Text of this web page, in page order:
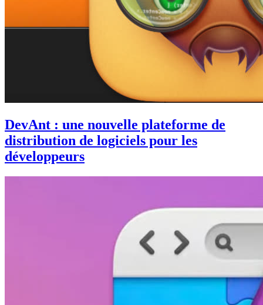
DevAnt : une nouvelle plateforme de
distribution de logiciels pour les
développeurs